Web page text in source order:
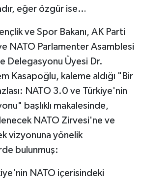
eğer özgür ise…
ve Spor Bakanı, AK Parti
NATO Parlamenter Asamblesi
Delegasyonu Üyesi Dr.
Kasapoğlu, kaleme aldığı "Bir
NATO 3.0 ve Türkiye'nin
başlıklı makalesinde,
NATO Zirvesi'ne ve
vizyonuna yönelik
bulunmuş:
NATO içerisindeki